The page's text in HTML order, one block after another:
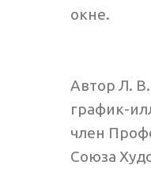
окне.
Автор Л.
график-
член
Союза